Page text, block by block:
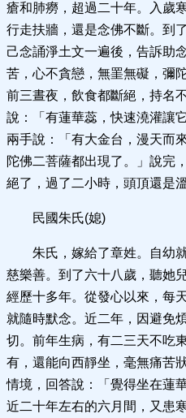
瘡和肺癆，超過二十年。入歲
行走扶牆，還是念佛不斷。到
己念誦淨土文一遍後，告訴助
苦，心不貪戀，無罣無礙，彌
前三晝夜，飲食都斷絕，持名
說：「有蓮華蕊，快速澆灌讓
兩手說：「有大金台，漫天而
陀佛二菩薩都出現了。」說完
絕了，過了二小時，頭頂還是
民國朱氏(媳)
朱氏，嫁給了章姓。自幼
慈樂善。到了六十八歲，聽她
經歷十多年。從發心以來，每
就隨時默念。近二年，因避免
切。前年生病，有二三天不吃
有，還能向西靜坐，毫無痛苦
情境，回答說：「覺得坐在蓮
近二十年左右的六月間，又患